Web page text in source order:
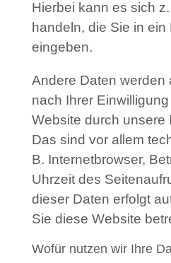
Hierbei kann es sich
handeln, die Sie in
eingeben.
Andere Daten werden
nach Ihrer
Website durch unsere
Das sind vor allem
B. Internetbrowser,
Uhrzeit des
dieser Daten erfolgt
Sie diese Website
Wofür nutzen wir Ihre